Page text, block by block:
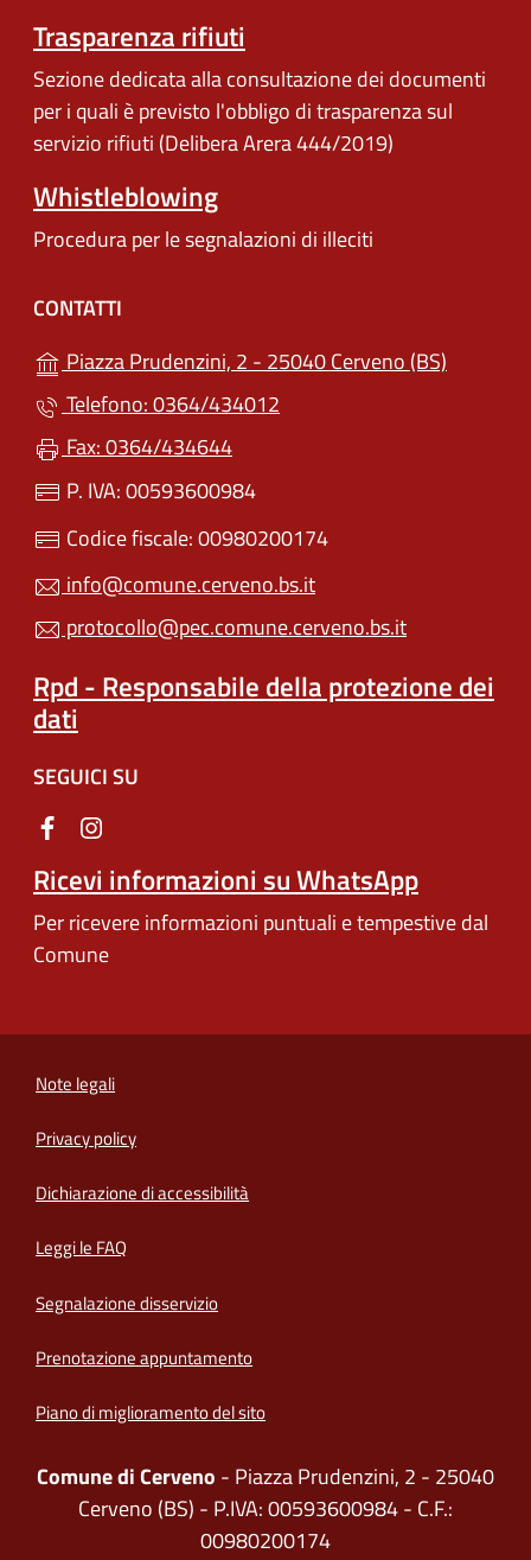
Trasparenza rifiuti
Sezione dedicata alla consultazione dei documenti
per i quali è previsto l'obbligo di trasparenza sul
servizio rifiuti (Delibera Arera 444/2019)
Whistleblowing
Procedura per le segnalazioni di illeciti
CONTATTI
Piazza Prudenzini, 2 - 25040 Cerveno (BS)
Telefono: 0364/434012
Fax: 0364/434644
P. IVA: 00593600984
Codice fiscale: 00980200174
info@comune.cerveno.bs.it
protocollo@pec.comune.cerveno.bs.it
Rpd - Responsabile della protezione dei
dati
SEGUICI SU
Ricevi informazioni su WhatsApp
Per ricevere informazioni puntuali e tempestive dal
Comune
Note legali
Privacy policy
Dichiarazione di accessibilità
Leggi le FAQ
Segnalazione disservizio
Prenotazione appuntamento
Piano di miglioramento del sito
Comune di Cerveno - Piazza Prudenzini, 2 - 25040
Cerveno (BS) - P.IVA: 00593600984 - C.F.:
00980200174